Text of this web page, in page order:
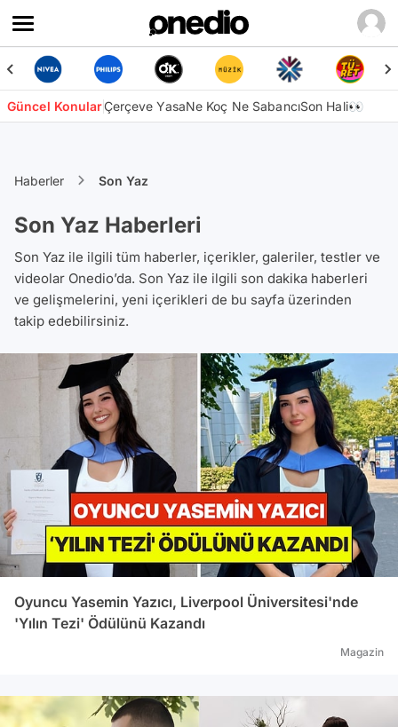
Güncel KonularÇerçeve YasaNe Koç Ne SabancıSon Hali👀
Haberler Son Yaz
Son Yaz Haberleri
Son Yaz ile ilgili tüm haberler, içerikler, galeriler, testler ve
videolar Onedio’da. Son Yaz ile ilgili son dakika haberleri
ve gelişmelerini, yeni içerikleri de bu sayfa üzerinden
takip edebilirsiniz.
Oyuncu Yasemin Yazıcı, Liverpool Üniversitesi'nde
'Yılın Tezi' Ödülünü Kazandı
Magazin